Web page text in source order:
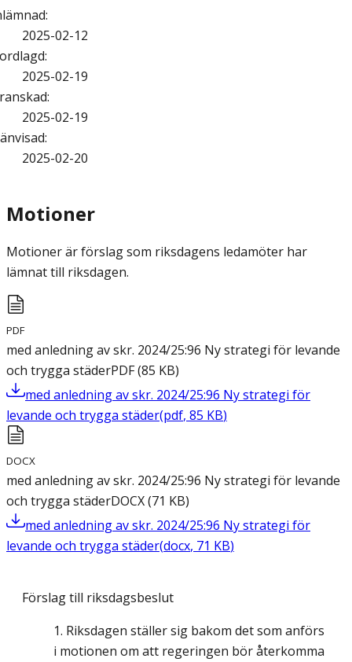
:
2025-02-12
:
2025-02-19
:
2025-02-19
:
2025-02-20
Motioner
Motioner är förslag som riksdagens ledamöter har
lämnat till riksdagen.
PDF
med anledning av skr. 2024/25:96 Ny strategi för levande
och trygga städerPDF(85 KB)
med anledning av skr. 2024/25:96 Ny strategi för
levande och trygga städer(pdf, 85 KB)
DOCX
med anledning av skr. 2024/25:96 Ny strategi för levande
och trygga städerDOCX(71 KB)
med anledning av skr. 2024/25:96 Ny strategi för
levande och trygga städer(docx, 71 KB)
Förslag till riksdagsbeslut
Riksdagen ställer sig bakom det som anförs
i motionen om att regeringen bör återkomma